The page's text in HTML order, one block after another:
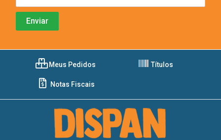
Meus Pedidos Títulos
Notas Fiscais